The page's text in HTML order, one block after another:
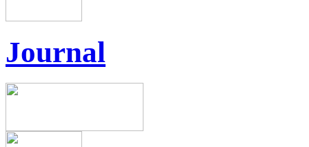
Journal